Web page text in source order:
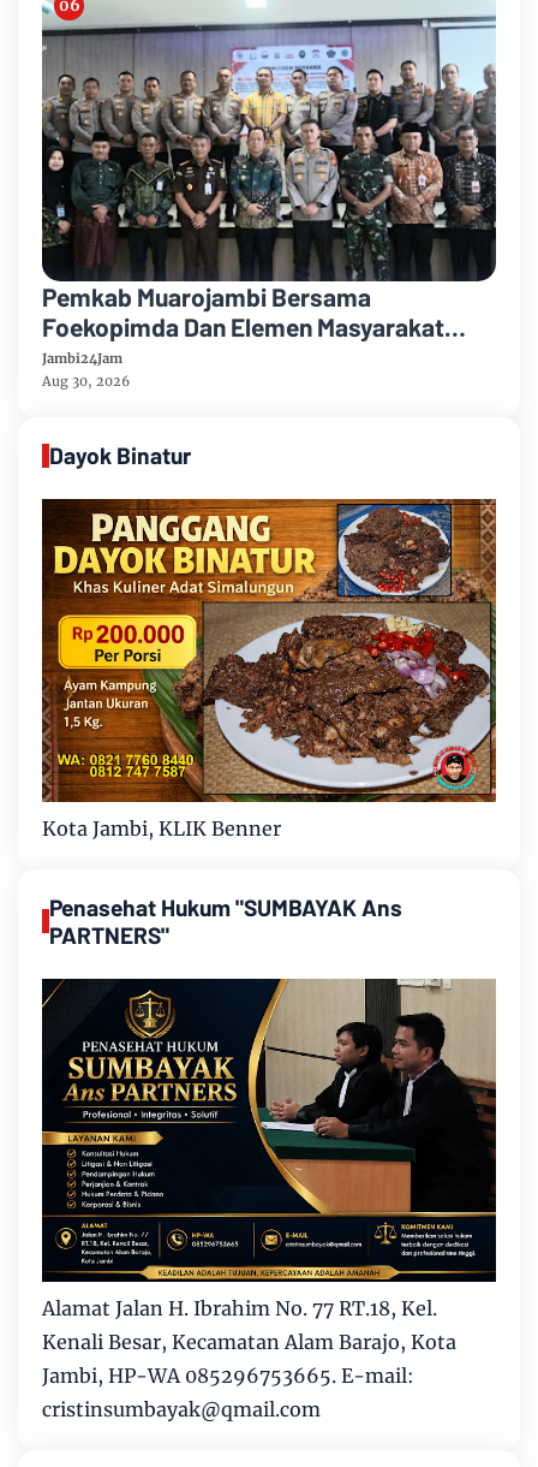
Pemkab Muarojambi Bersama
Foekopimda Dan Elemen Masyarakat
Menyatakan Sikap Dengan Tegas Tolak
Keberadaan Geng Motor
Jambi24Jam
Aug 30, 2026
Dayok Binatur
Kota Jambi, KLIK Benner
Penasehat Hukum "SUMBAYAK Ans
PARTNERS"
Alamat Jalan H. Ibrahim No. 77 RT.18, Kel.
Kenali Besar, Kecamatan Alam Barajo, Kota
Jambi, HP-WA 085296753665. E-mail:
cristinsumbayak@qmail.com